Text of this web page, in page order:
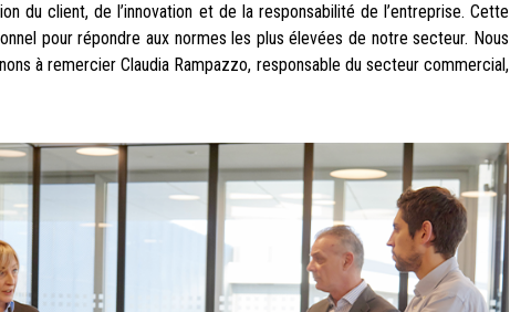
du client, de l’innovation et de la responsabilité de l’entreprise. Cette
pour répondre aux normes les plus élevées de notre secteur. Nous
à remercier Claudia Rampazzo, responsable du secteur commercial,